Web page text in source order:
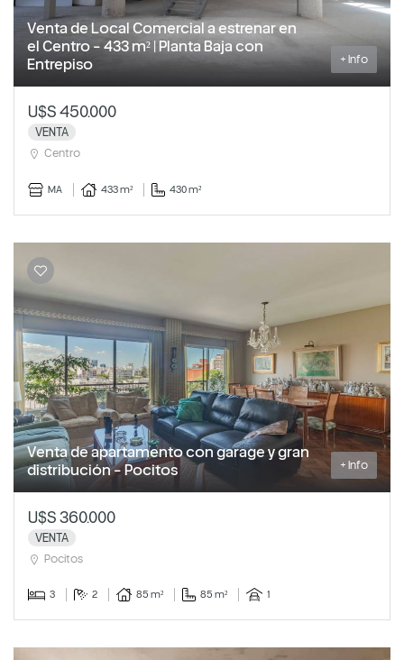
Venta de Local Comercial a estrenar en
el Centro - 433 m² | Planta Baja con
Entrepiso
+ Info
U$S 450.000
VENTA
Centro
MA 433 m² 430 m²
Venta de apartamento con garage y gran
distribución - Pocitos
+ Info
U$S 360.000
VENTA
Pocitos
3 2 85 m² 85 m² 1